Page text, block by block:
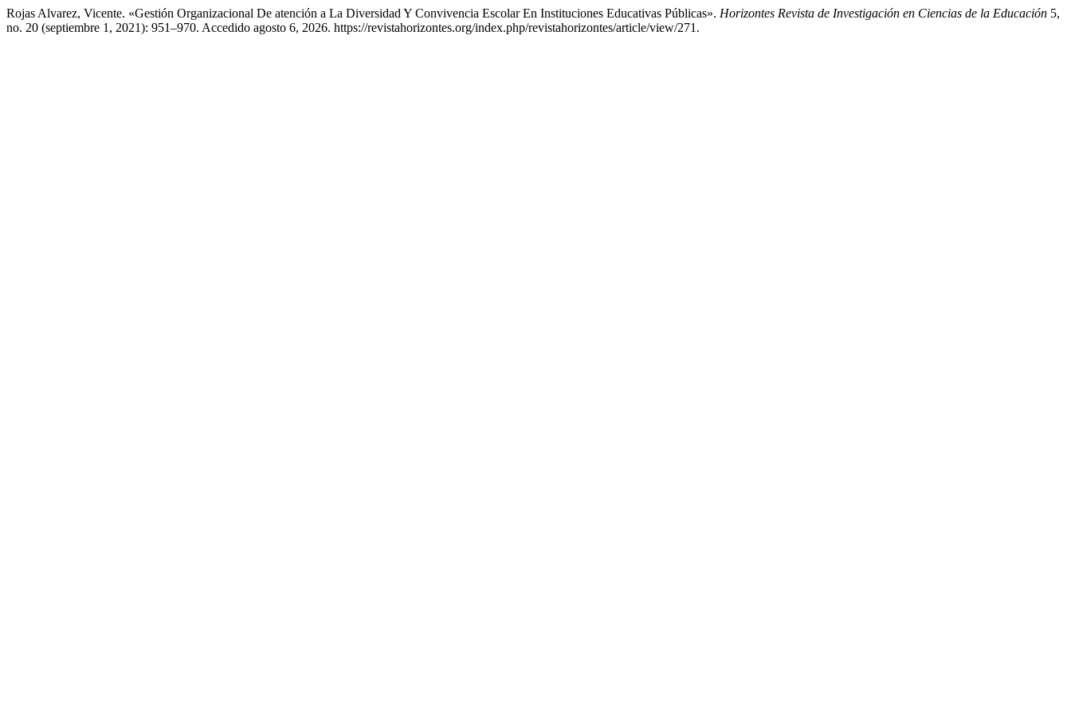
Rojas Alvarez, Vicente. «Gestión Organizacional De atención a La Diversidad Y Convivencia Escolar En Instituciones Educativas Públicas». Horizontes Revista de Investigación en Ciencias de la Educación 5,
no. 20 (septiembre 1, 2021): 951–970. Accedido agosto 6, 2026. https://revistahorizontes.org/index.php/revistahorizontes/article/view/271.